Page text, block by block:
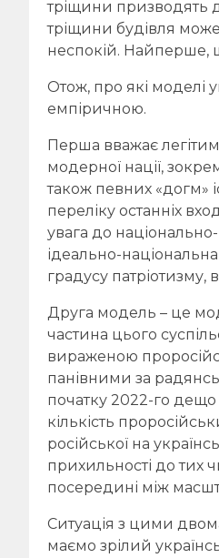
тріщини призводять
тріщини будівля
неспокій. Найперше,
Отож, про які моделі
емпіричною.
Перша вважає
модерної нації,
також певних «догм»
переліку останніх
увага до
ідеально-
градусу
Друга модель – це
частина цього
вираженою
панівними за
початку 2022-го
кількість
російської на
прихильності до тих
посередині між
Ситуація з цими
маємо зрілий